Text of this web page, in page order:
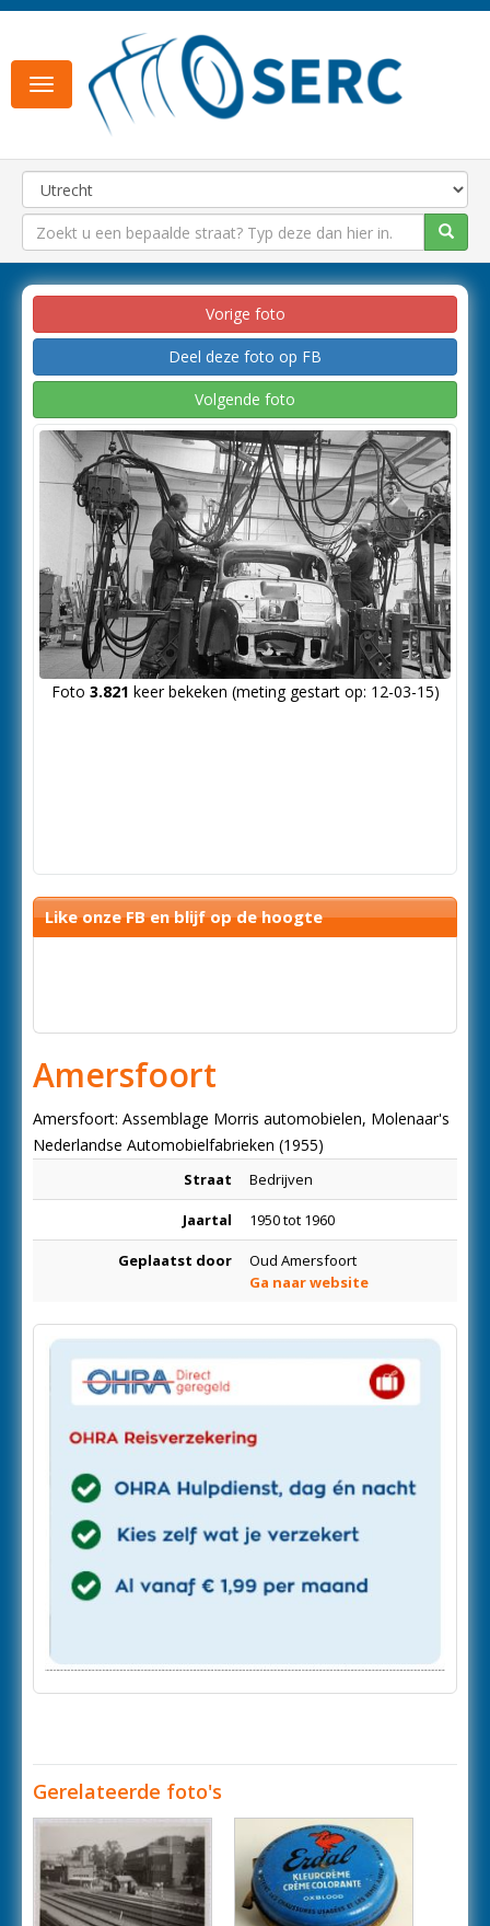
Toggle
navigation
Vorige foto
Deel deze foto op FB
Volgende foto
Foto 3.821 keer bekeken (meting gestart op: 12-03-15)
Like onze FB en blijf op de hoogte
Amersfoort
Amersfoort: Assemblage Morris automobielen, Molenaar's
Nederlandse Automobielfabrieken (1955)
Straat Bedrijven
Jaartal 1950 tot 1960
Geplaatst door
Oud Amersfoort
Ga naar website
Gerelateerde foto's